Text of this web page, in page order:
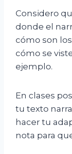
Considero
donde el
cómo son
cómo se
ejemplo.
En clases
tu texto
hacer tu
nota para